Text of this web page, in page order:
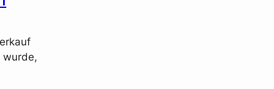
wurde,